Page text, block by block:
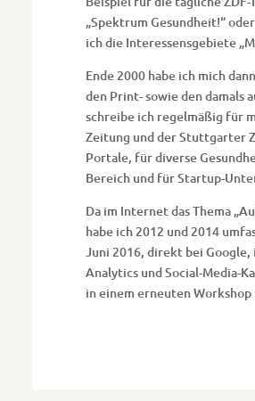
„Spektrum Gesundheit!“
ich die Interessensgebiete
Ende 2000 habe ich mich
den Print- sowie den damals
schreibe ich regelmäßig für
Zeitung und der Stuttgarter
Portale, für diverse
Bereich und für Startup-
Da im Internet das Thema
habe ich 2012 und 2014
Juni 2016, direkt bei Google,
Analytics und Social-Media-
in einem erneuten